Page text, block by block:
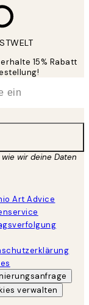
15% Rabatt
wir deine Daten
Art Advice
verwalten